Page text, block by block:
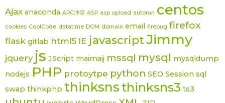
Ajax anaconda APC冲突 ASP asp upload autorun centos
cookies CoolCode datatime DOM domain email firebug firefox
flask gitlab html5 IE javascriptJimmy
jquery js JScript maimaij mssql mysql mysqldump
nodejs PHP protoytpe python SEO Session sql
swap thinkphp thinksns thinksns3 ts3